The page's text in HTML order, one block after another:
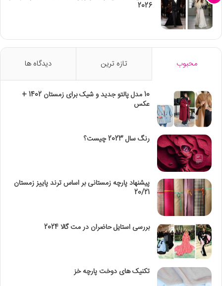
2026
محبوب تازه ترین دیدگاه ها
10 مدل پالتو جدید و شیک برای زمستان 1402 +
عکس
رنگ سال 2023 چیست؟
پیشنهاد پارچه زمستانی بر اساس ترند پاییز زمستان
20/21
بررسی استایل حاضران در مت گالا 2024
تکنیک‌ های دوخت پارچه خز